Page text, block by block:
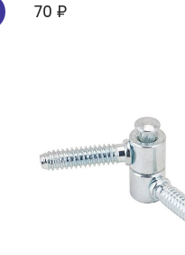
70 ₽